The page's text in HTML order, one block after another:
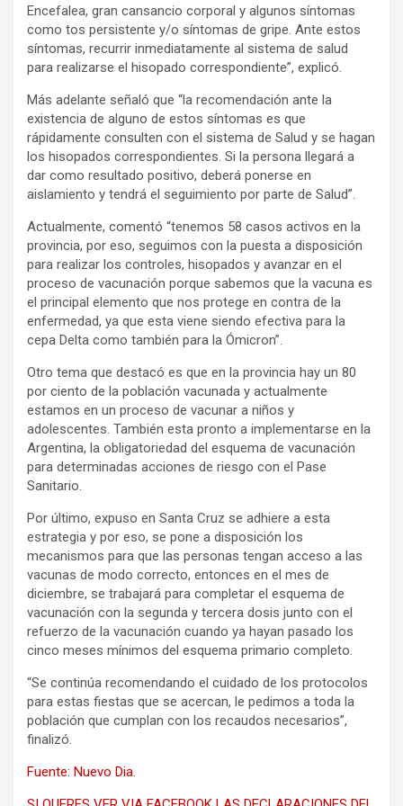
Encefalea, gran cansancio corporal y algunos síntomas
como tos persistente y/o síntomas de gripe. Ante estos
síntomas, recurrir inmediatamente al sistema de salud
para realizarse el hisopado correspondiente”, explicó.
Más adelante señaló que “la recomendación ante la
existencia de alguno de estos síntomas es que
rápidamente consulten con el sistema de Salud y se hagan
los hisopados correspondientes. Si la persona llegará a
dar como resultado positivo, deberá ponerse en
aislamiento y tendrá el seguimiento por parte de Salud”.
Actualmente, comentó “tenemos 58 casos activos en la
provincia, por eso, seguimos con la puesta a disposición
para realizar los controles, hisopados y avanzar en el
proceso de vacunación porque sabemos que la vacuna es
el principal elemento que nos protege en contra de la
enfermedad, ya que esta viene siendo efectiva para la
cepa Delta como también para la Ómicron”.
Otro tema que destacó es que en la provincia hay un 80
por ciento de la población vacunada y actualmente
estamos en un proceso de vacunar a niños y
adolescentes. También esta pronto a implementarse en la
Argentina, la obligatoriedad del esquema de vacunación
para determinadas acciones de riesgo con el Pase
Sanitario.
Por último, expuso en Santa Cruz se adhiere a esta
estrategia y por eso, se pone a disposición los
mecanismos para que las personas tengan acceso a las
vacunas de modo correcto, entonces en el mes de
diciembre, se trabajará para completar el esquema de
vacunación con la segunda y tercera dosis junto con el
refuerzo de la vacunación cuando ya hayan pasado los
cinco meses mínimos del esquema primario completo.
“Se continúa recomendando el cuidado de los protocolos
para estas fiestas que se acercan, le pedimos a toda la
población que cumplan con los recaudos necesarios”,
finalizó.
Fuente: Nuevo Dia.